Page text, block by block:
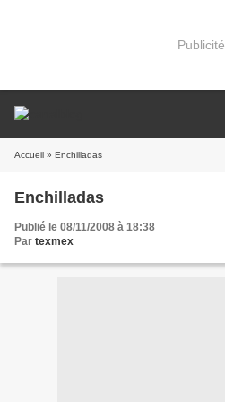
Publicité
Accueil » Enchilladas
Enchilladas
Publié le 08/11/2008 à 18:38
Par texmex